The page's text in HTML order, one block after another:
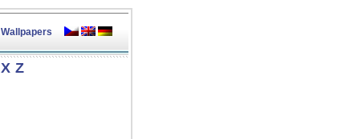
Wallpapers
X Z